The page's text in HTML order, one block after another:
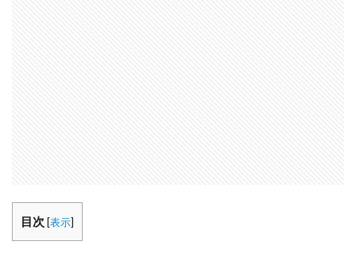
目次 [表示]